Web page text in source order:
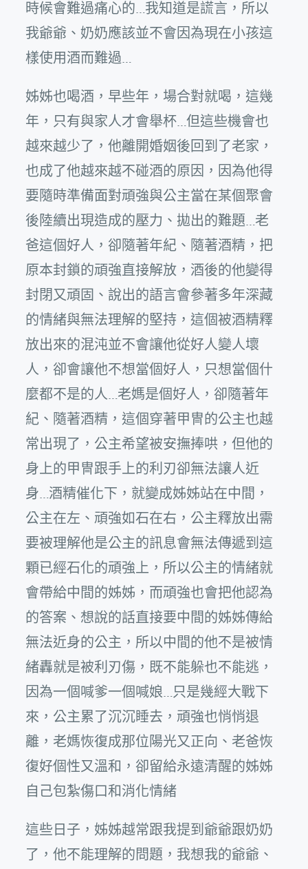
時候會難過痛心的…我知道是謊言，所以
我爺爺、奶奶應該並不會因為現在小孩這
樣使用酒而難過…
姊姊也喝酒，早些年，場合對就喝，這幾
年，只有與家人才會舉杯…但這些機會也
越來越少了，他離開婚姻後回到了老家，
也成了他越來越不碰酒的原因，因為他得
要隨時準備面對頑強與公主當在某個聚會
後陸續出現造成的壓力、拋出的難題…老
爸這個好人，卻隨著年紀、隨著酒精，把
原本封鎖的頑強直接解放，酒後的他變得
封閉又頑固、說出的語言會參著多年深藏
的情緒與無法理解的堅持，這個被酒精釋
放出來的混沌並不會讓他從好人變人壞
人，卻會讓他不想當個好人，只想當個什
麼都不是的人…老媽是個好人，卻隨著年
紀、隨著酒精，這個穿著甲冑的公主也越
常出現了，公主希望被安撫捧哄，但他的
身上的甲冑跟手上的利刃卻無法讓人近
身…酒精催化下，就變成姊姊站在中間，
公主在左、頑強如石在右，公主釋放出需
要被理解他是公主的訊息會無法傳遞到這
顆已經石化的頑強上，所以公主的情緒就
會帶給中間的姊姊，而頑強也會把他認為
的答案、想說的話直接要中間的姊姊傳給
無法近身的公主，所以中間的他不是被情
緒轟就是被利刃傷，既不能躲也不能逃，
因為一個喊爹一個喊娘…只是幾經大戰下
來，公主累了沉沉睡去，頑強也悄悄退
離，老媽恢復成那位陽光又正向、老爸恢
復好個性又溫和，卻留給永遠清醒的姊姊
自己包紮傷口和消化情緒
這些日子，姊姊越常跟我提到爺爺跟奶奶
了，他不能理解的問題，我想我的爺爺、